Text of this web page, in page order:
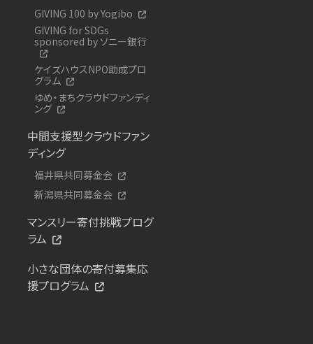
GIVING 100 by Yogibo
GIVING for SDGs
sponsored by ソニー銀行
ケイズハウスNPO助成プロ
グラム
ゆめ・まちクラウドファンディ
ング
中間支援型クラウドファン
ディング
福井県共同募金会
新潟県共同募金会
マンスリー寄付挑戦プログ
ラム
小さな団体の寄付募集応
援プログラム